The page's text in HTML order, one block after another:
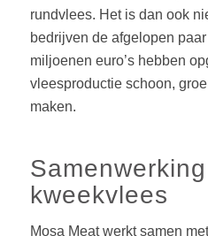
rundvlees. Het is dan ook
bedrijven de afgelopen
miljoenen euro’s hebben
vleesproductie schoon,
maken.
kweekvlees
Mosa Meat werkt samen